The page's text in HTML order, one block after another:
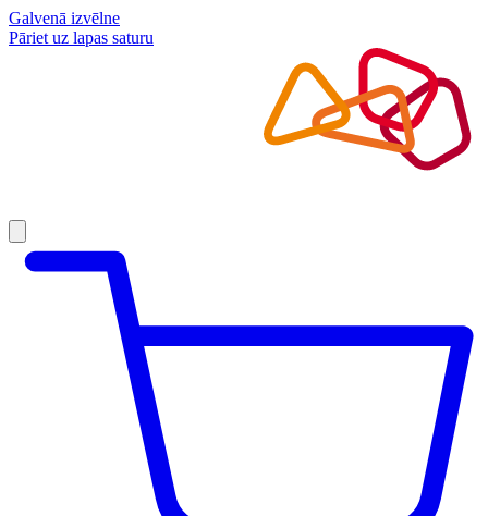
Galvenā izvēlne
Pāriet uz lapas saturu